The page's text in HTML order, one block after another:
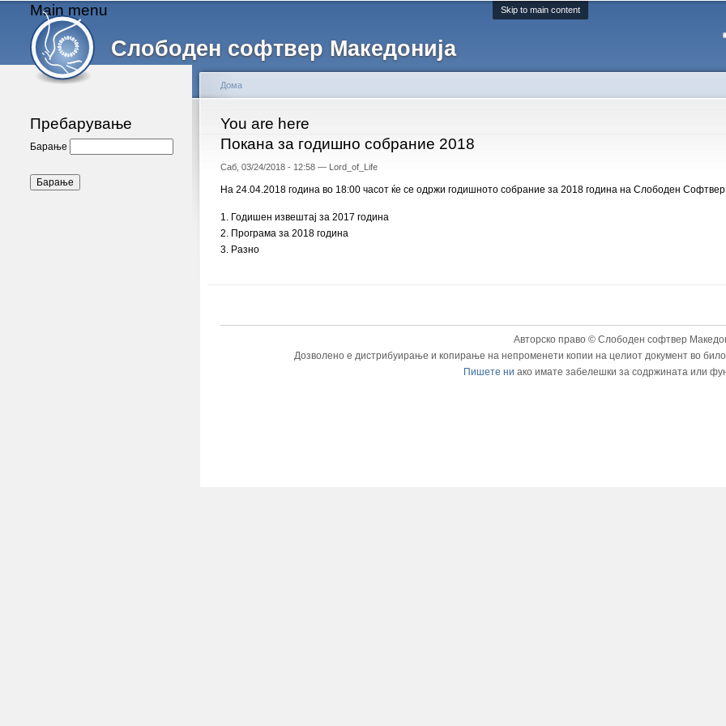
Skip to main content
Слободен софтвер Македонија
Main menu
Пребарување
Барање
You are here
Дома
Покана за годишно собрание 2018
Саб, 03/24/2018 - 12:58 — Lord_of_Life
На 24.04.2018 година во 18:00 часот ќе се одржи годишното собрание за 2018 година на Слободен
1. Годишен извештај за 2017 година
2. Програма за 2018 година
3. Разно
Авторско право © Слободен софтвер
Дозволено е дистрибуирање и копирање на непроменети копии на целиот документ во
Пишете ни ако имате забелешки за содржината или